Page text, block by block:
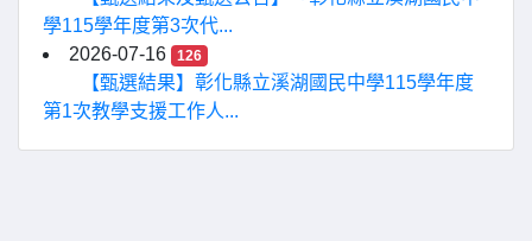
學115學年度第3次代...
2026-07-16
126
【甄選結果】彰化縣立溪湖國民中學115學年度
第1次教學支援工作人...